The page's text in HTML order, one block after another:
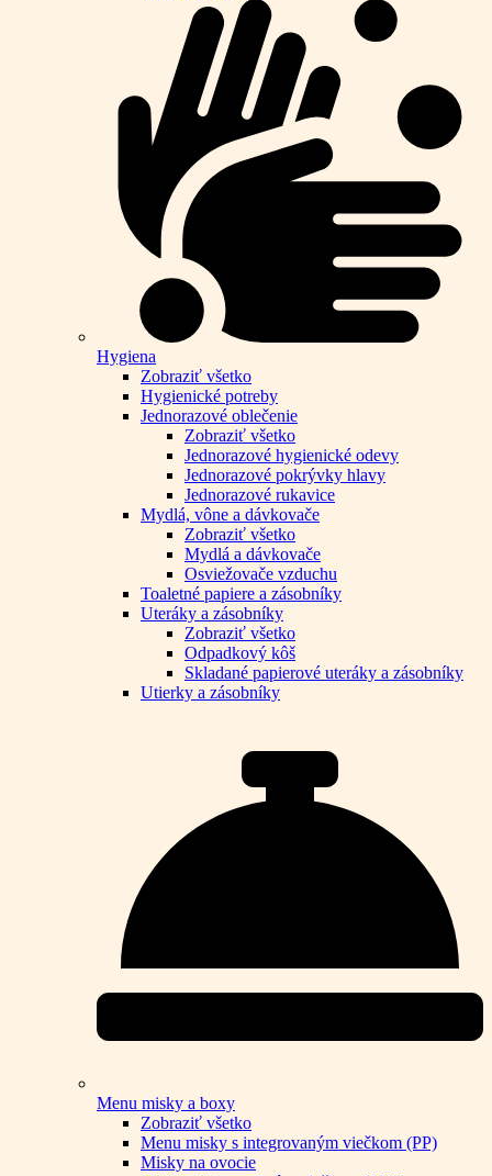
Hygiena
Zobraziť všetko
Hygienické potreby
Jednorazové oblečenie
Zobraziť všetko
Jednorazové hygienické odevy
Jednorazové pokrývky hlavy
Jednorazové rukavice
Mydlá, vône a dávkovače
Zobraziť všetko
Mydlá a dávkovače
Osviežovače vzduchu
Toaletné papiere a zásobníky
Uteráky a zásobníky
Zobraziť všetko
Odpadkový kôš
Skladané papierové uteráky a zásobníky
Utierky a zásobníky
Menu misky a boxy
Zobraziť všetko
Menu misky s integrovaným viečkom (PP)
Misky na ovocie